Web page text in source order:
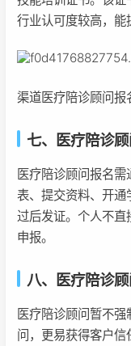
行业认可度较高，能
渠道医疗陪诊顾问报
七、医疗陪诊
医疗陪诊顾问报名
表、提交资料、开通
过后发证。个人不
申报。
八、医疗陪诊
医疗陪诊顾问暂不
问，更易获得客户